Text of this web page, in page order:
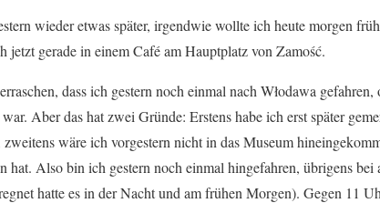
wieder etwas später, irgendwie wollte ich heute morgen
jetzt gerade in einem Café am Hauptplatz von Zamość.
dass ich gestern noch einmal nach Włodawa
Aber das hat zwei Gründe: Erstens habe ich erst später
zweitens wäre ich vorgestern nicht in das Museum
hat. Also bin ich gestern noch einmal hingefahren, übrigens
hatte es in der Nacht und am frühen Morgen). Gegen 11